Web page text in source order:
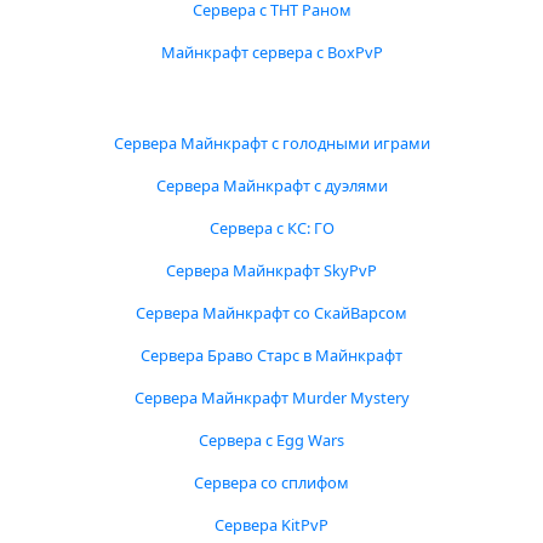
Сервера с ТНТ Раном
Майнкрафт сервера с BoxPvP
Сервера Майнкрафт с голодными играми
Сервера Майнкрафт с дуэлями
Сервера с КС: ГО
Сервера Майнкрафт SkyPvP
Сервера Майнкрафт со СкайВарсом
Сервера Браво Старс в Майнкрафт
Сервера Майнкрафт Murder Mystery
Сервера с Egg Wars
Сервера со сплифом
Сервера KitPvP